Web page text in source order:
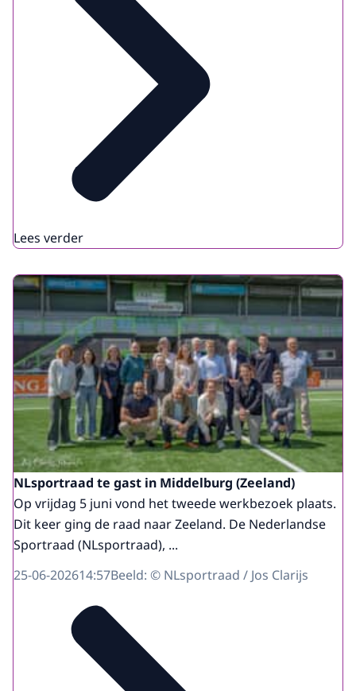
Lees verder
NLsportraad te gast in Middelburg (Zeeland)
Op vrijdag 5 juni vond het tweede werkbezoek plaats.
Dit keer ging de raad naar Zeeland. De Nederlandse
Sportraad (NLsportraad), ...
25-06-202614:57Beeld: © NLsportraad / Jos Clarijs